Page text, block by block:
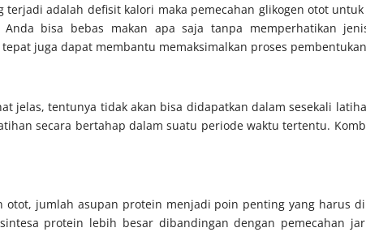
terjadi adalah defisit kalori maka pemecahan glikogen otot
bisa bebas makan apa saja tanpa memperhatikan
juga dapat membantu memaksimalkan proses
jelas, tentunya tidak akan bisa didapatkan dalam sesekali
secara bertahap dalam suatu periode waktu tertentu.
otot, jumlah asupan protein menjadi poin penting yang harus
protein lebih besar dibandingan dengan pemecahan